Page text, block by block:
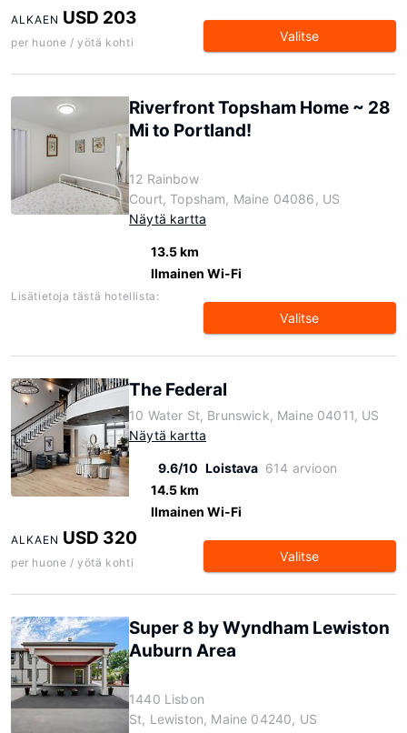
ALKAEN USD 203
per huone / yötä kohti Valitse
Riverfront Topsham Home ~ 28
Mi to Portland!
12 Rainbow
Court, Topsham, Maine 04086, US
Näytä kartta
13.5 km
Ilmainen Wi-Fi
Lisätietoja tästä hotellista:
Valitse
The Federal
10 Water St, Brunswick, Maine 04011, US
Näytä kartta
9.6/10 Loistava 614 arvioon
14.5 km
Ilmainen Wi-Fi
ALKAEN USD 320
per huone / yötä kohti Valitse
Super 8 by Wyndham Lewiston
Auburn Area
1440 Lisbon
St, Lewiston, Maine 04240, US